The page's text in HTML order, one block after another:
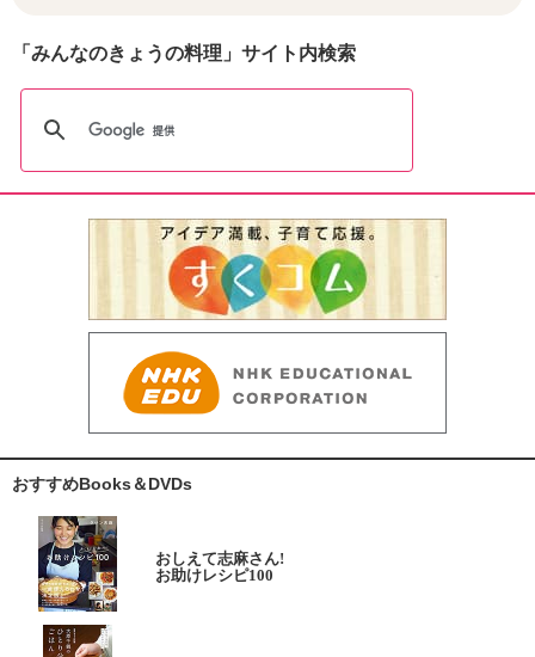
「みんなのきょうの料理」サイト内検索
おすすめBooks＆DVDs
おしえて志麻さん!
お助けレシピ100